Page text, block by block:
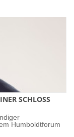
SCHLOSS
Humboldtforum